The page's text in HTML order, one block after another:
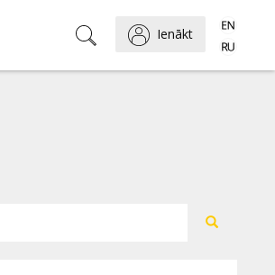
Ienākt